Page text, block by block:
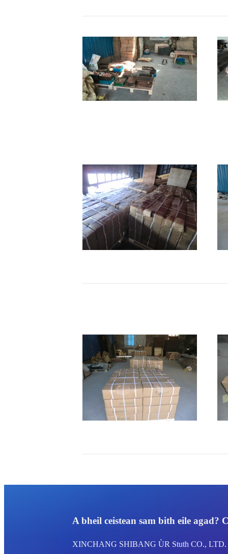
A bheil ceistean sam bith eile
XINCHANG SHIBANG ÙR Stuth CO., LTD.